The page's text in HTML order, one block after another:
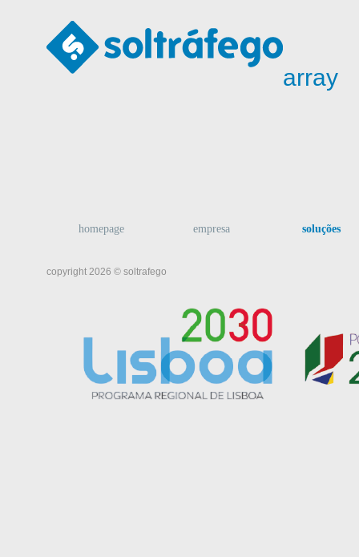
homepage empresa soluções
array
copyright 2026 © soltrafego